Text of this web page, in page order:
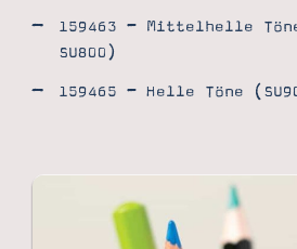
159463 – Mittelhelle
SU800)
159465 – Helle Töne